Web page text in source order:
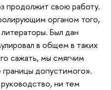
продолжит свою работу.
органом того,
Был дан
в общем в таких
сажать, мы смягчим
допустимого».
ни тем